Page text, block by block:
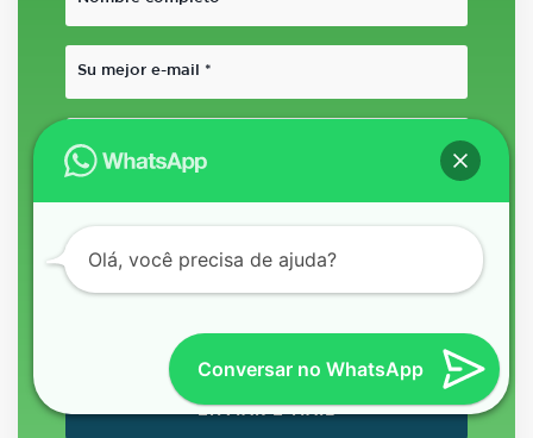
Conversar no WhatsApp
Olá, você precisa de ajuda?